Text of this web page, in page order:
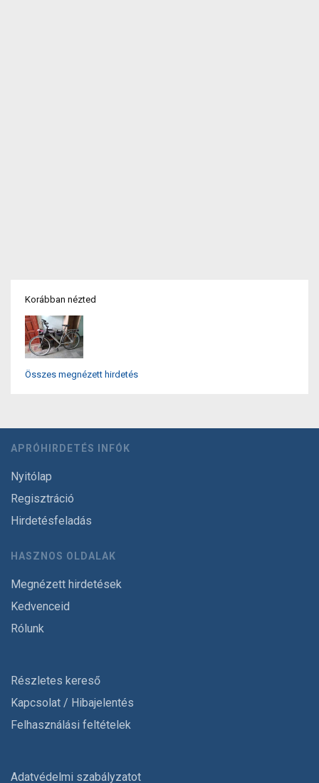
Korábban nézted
Összes megnézett hirdetés
APRÓHIRDETÉS INFÓK
Nyitólap
Regisztráció
Hirdetésfeladás
HASZNOS OLDALAK
Megnézett hirdetések
Kedvenceid
Rólunk
Részletes kereső
Kapcsolat / Hibajelentés
Felhasználási feltételek
Adatvédelmi szabályzatot